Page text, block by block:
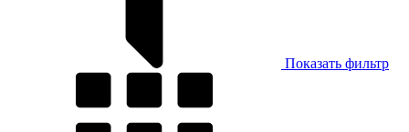
Показать фильтр